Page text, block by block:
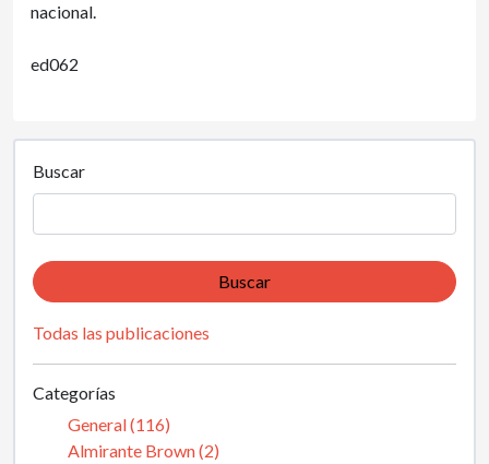
nacional.
ed062
Buscar
Buscar
Todas las publicaciones
Categorías
General (116)
Almirante Brown (2)